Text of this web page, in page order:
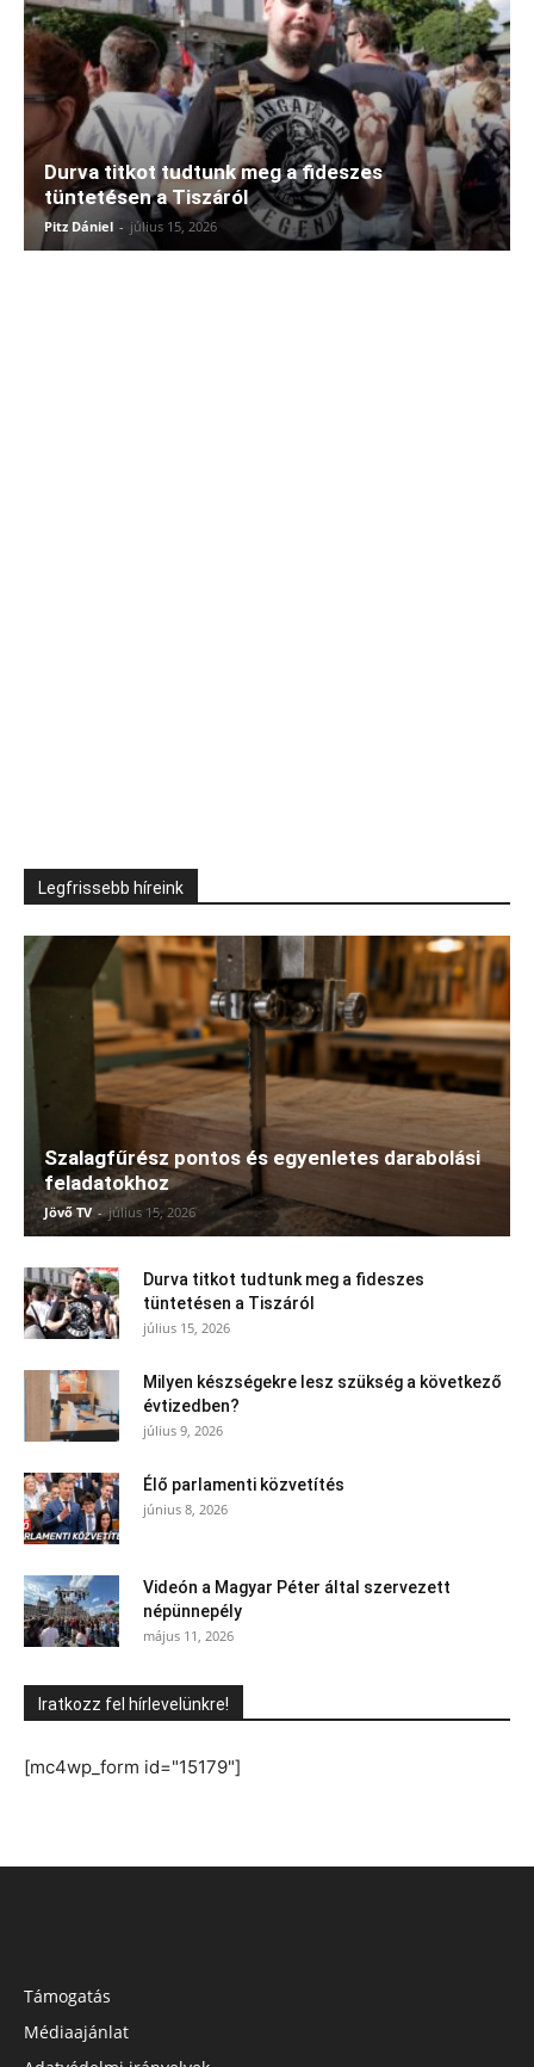
Durva titkot tudtunk meg a fideszes
tüntetésen a Tiszáról
Pitz Dániel - július 15, 2026
Legfrissebb híreink
Szalagfűrész pontos és egyenletes darabolási
feladatokhoz
Jövő TV - július 15, 2026
Durva titkot tudtunk meg a fideszes
tüntetésen a Tiszáról
július 15, 2026
Milyen készségekre lesz szükség a következő
évtizedben?
július 9, 2026
Élő parlamenti közvetítés
június 8, 2026
Videón a Magyar Péter által szervezett
népünnepély
május 11, 2026
Iratkozz fel hírlevelünkre!
[mc4wp_form id="15179"]
Támogatás
Médiaajánlat